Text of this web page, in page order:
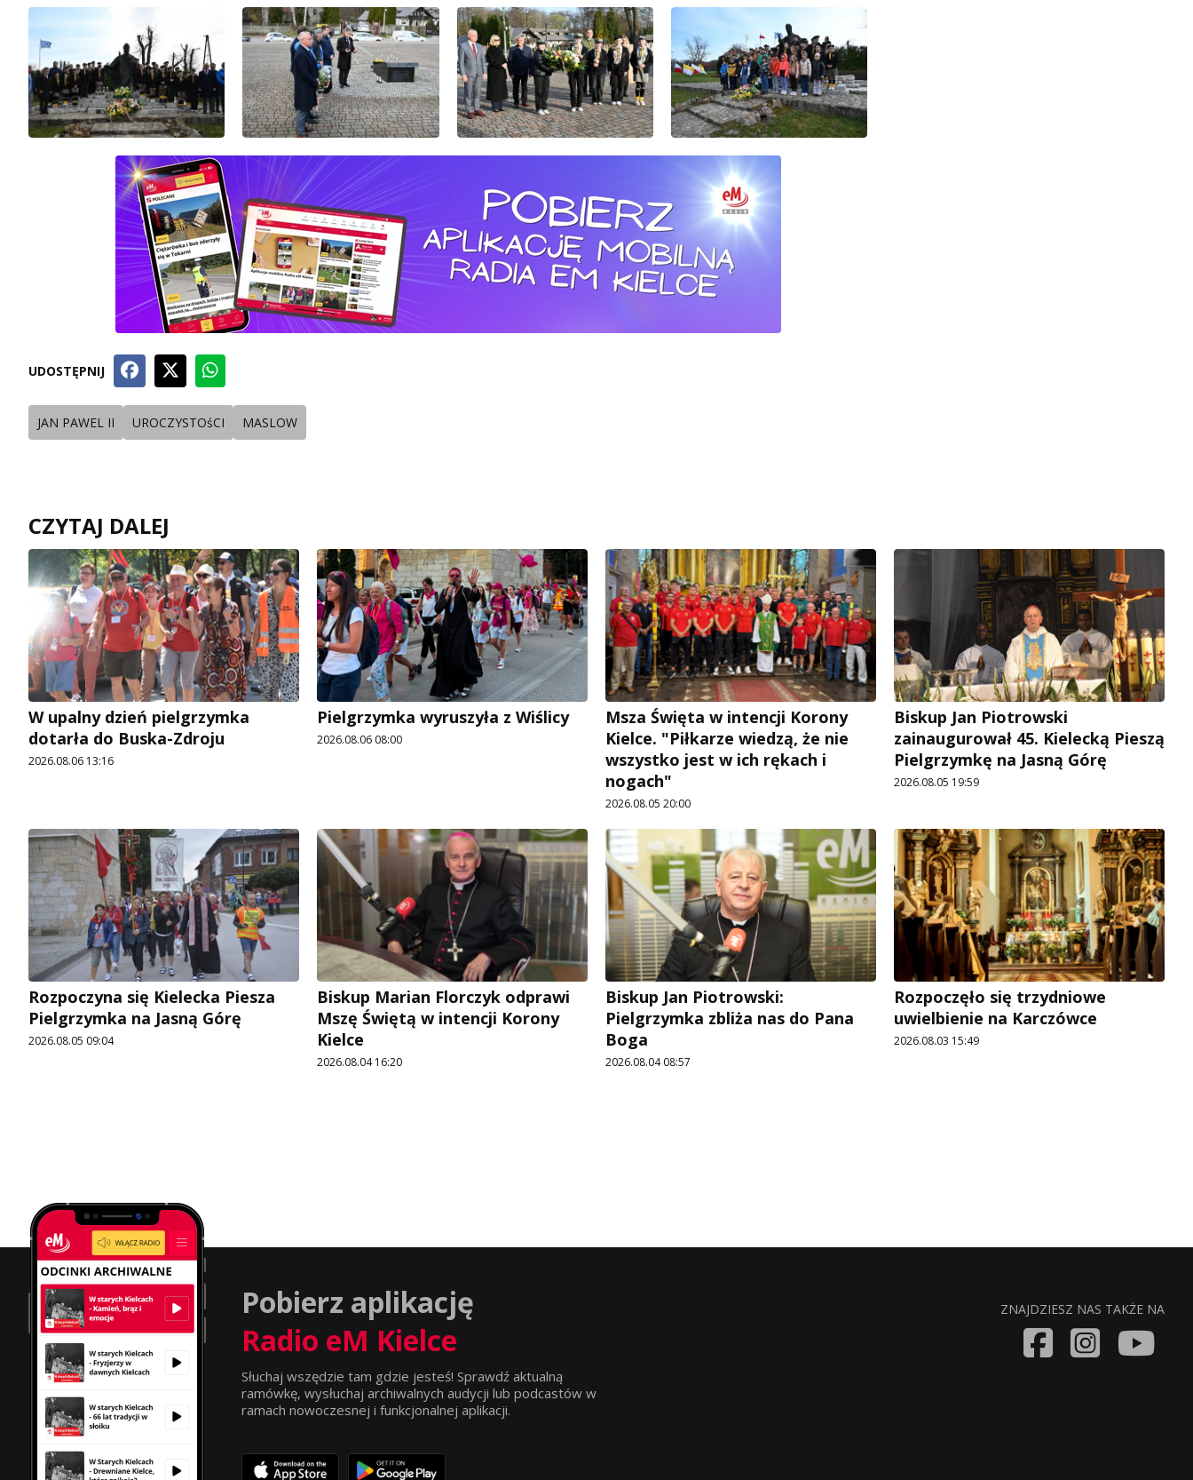
UDOSTĘPNIJ
JAN PAWEL II UROCZYSTOśCI MASLOW
CZYTAJ DALEJ
W upalny dzień pielgrzymka
dotarła do Buska-Zdroju
2026.08.06 13:16
Pielgrzymka wyruszyła z Wiślicy
2026.08.06 08:00
Msza Święta w intencji Korony
Kielce. "Piłkarze wiedzą, że nie
wszystko jest w ich rękach i
nogach"
2026.08.05 20:00
Biskup Jan Piotrowski
zainaugurował 45. Kielecką Pieszą
Pielgrzymkę na Jasną Górę
2026.08.05 19:59
Rozpoczyna się Kielecka Piesza
Pielgrzymka na Jasną Górę
2026.08.05 09:04
Biskup Marian Florczyk odprawi
Mszę Świętą w intencji Korony
Kielce
2026.08.04 16:20
Biskup Jan Piotrowski:
Pielgrzymka zbliża nas do Pana
Boga
2026.08.04 08:57
Rozpoczęło się trzydniowe
uwielbienie na Karczówce
2026.08.03 15:49
Pobierz aplikację
Radio eM Kielce
Słuchaj wszędzie tam gdzie jesteś! Sprawdź aktualną
ramówkę, wysłuchaj archiwalnych audycji lub podcastów w
ramach nowoczesnej i funkcjonalnej aplikacji.
ZNAJDZIESZ NAS TAKŻE NA